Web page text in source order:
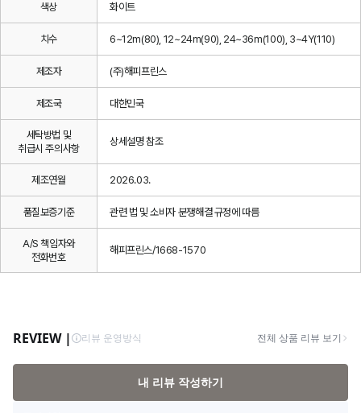
색상 화이트
치수 6~12m(80), 12~24m(90), 24~36m(100), 3~4Y(110)
제조자 (주)해피프린스
제조국 대한민국
세탁방법 및
취급시 주의사항
상세설명 참조
제조연월 2026.03.
품질보증기준 관련 법 및 소비자 분쟁해결 규정에 따름
A/S 책임자와
전화번호
해피프린스/1668-1570